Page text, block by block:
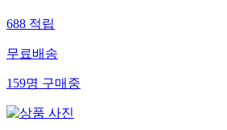
688 적립
무료배송
159명 구매중